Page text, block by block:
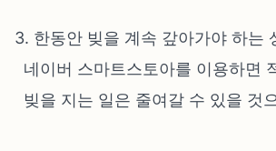
3. 한동안 빚을 계속 갚아가야 하는
네이버 스마트스토아를 이용하면
빚을 지는 일은 줄여갈 수 있을 것